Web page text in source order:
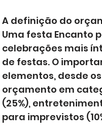
A definição do
Uma festa Encanto
celebrações mais
de festas. O
elementos, desde
orçamento em
(25%),
para imprevistos